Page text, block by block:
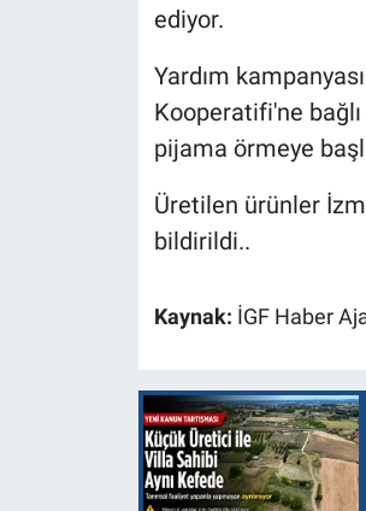
ediyor.
Yardım
Kooperatifi'ne
pijama örmeye
Üretilen ürünler
bildirildi..
Kaynak: İGF Haber